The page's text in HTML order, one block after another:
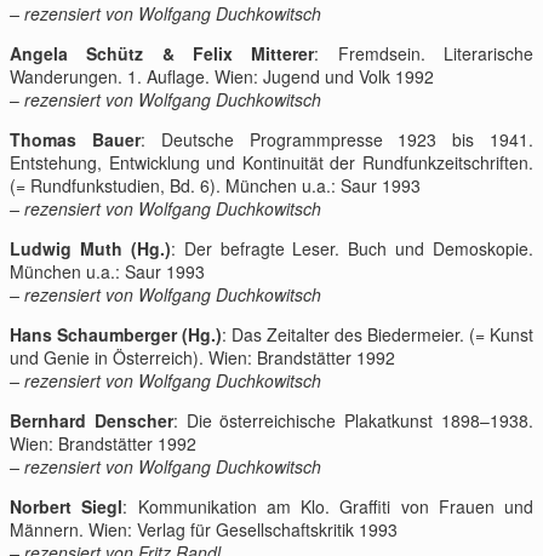
– rezensiert von Wolfgang Duchkowitsch
Angela Schütz & Felix Mitterer: Fremdsein. Literarische
Wanderungen. 1. Auflage. Wien: Jugend und Volk 1992
– rezensiert von Wolfgang Duchkowitsch
Thomas Bauer: Deutsche Programmpresse 1923 bis 1941.
Entstehung, Entwicklung und Kontinuität der Rundfunkzeitschriften.
(= Rundfunkstudien, Bd. 6). München u.a.: Saur 1993
– rezensiert von Wolfgang Duchkowitsch
Ludwig Muth (Hg.): Der befragte Leser. Buch und Demoskopie.
München u.a.: Saur 1993
– rezensiert von Wolfgang Duchkowitsch
Hans Schaumberger (Hg.): Das Zeitalter des Biedermeier. (= Kunst
und Genie in Österreich). Wien: Brandstätter 1992
– rezensiert von Wolfgang Duchkowitsch
Bernhard Denscher: Die österreichische Plakatkunst 1898–1938.
Wien: Brandstätter 1992
– rezensiert von Wolfgang Duchkowitsch
Norbert Siegl: Kommunikation am Klo. Graffiti von Frauen und
Männern. Wien: Verlag für Gesellschaftskritik 1993